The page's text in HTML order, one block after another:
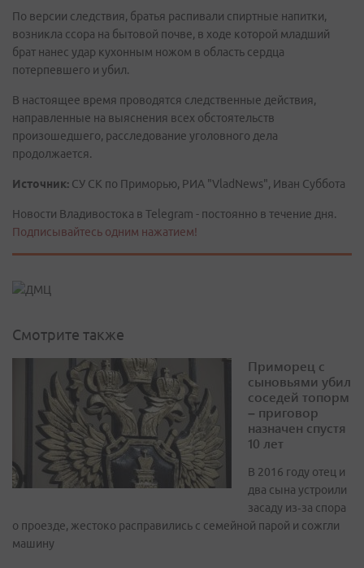
По версии следствия, братья распивали спиртные напитки,
возникла ссора на бытовой почве, в ходе которой младший
брат нанес удар кухонным ножом в область сердца
потерпевшего и убил.
В настоящее время проводятся следственные действия,
направленные на выяснения всех обстоятельств
произошедшего, расследование уголовного дела
продолжается.
Источник: СУ СК по Приморью, РИА "VladNews", Иван Суббота
Новости Владивостока в Telegram - постоянно в течение дня.
Подписывайтесь одним нажатием!
Смотрите также
Приморец с
сыновьями убил
соседей топорм
– приговор
назначен спустя
10 лет
В 2016 году отец и
два сына устроили
засаду из‑за спора
о проезде, жестоко расправились с семейной парой и сожгли
машину